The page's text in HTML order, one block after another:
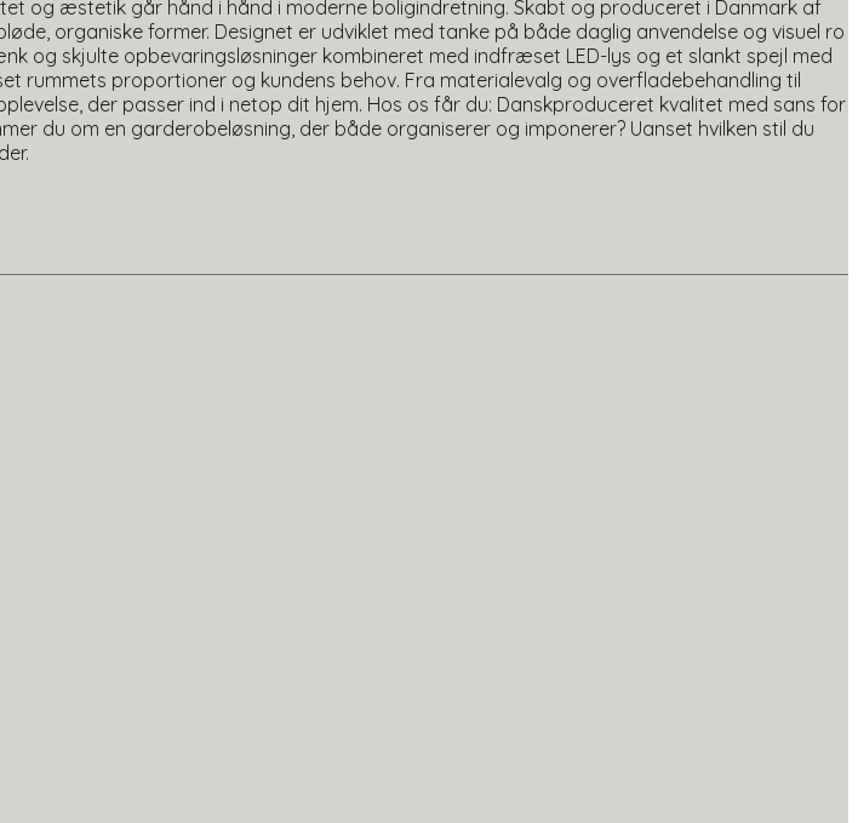
og æstetik går hånd i hånd i moderne boligindretning. Skabt og produceret i Danmark af
organiske former. Designet er udviklet med tanke på både daglig anvendelse og visuel ro
og skjulte opbevaringsløsninger kombineret med indfræset LED-lys og et slankt spejl med
rummets proportioner og kundens behov. Fra materialevalg og overfladebehandling til
der passer ind i netop dit hjem. Hos os får du: Danskproduceret kvalitet med sans for
du om en garderobeløsning, der både organiserer og imponerer? Uanset hvilken stil du